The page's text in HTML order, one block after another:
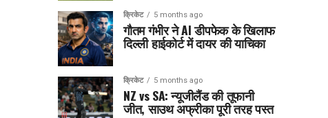
क्रिकेट 5 months ago
गौतम गंभीर ने AI डीपफेक के खिलाफ
दिल्ली हाईकोर्ट में दायर की याचिका
क्रिकेट 5 months ago
NZ vs SA: न्यूजीलैंड की तूफानी
जीत, साउथ अफ्रीका पूरी तरह पस्त